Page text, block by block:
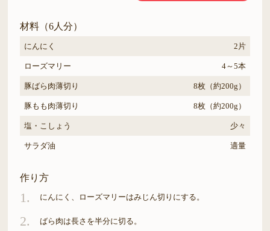
材料（6人分）
にんにく 2片
ローズマリー 4～5本
豚ばら肉薄切り 8枚（約200g）
豚もも肉薄切り 8枚（約200g）
塩・こしょう 少々
サラダ油 適量
作り方
1. にんにく、ローズマリーはみじん切りにする。
2. ばら肉は長さを半分に切る。